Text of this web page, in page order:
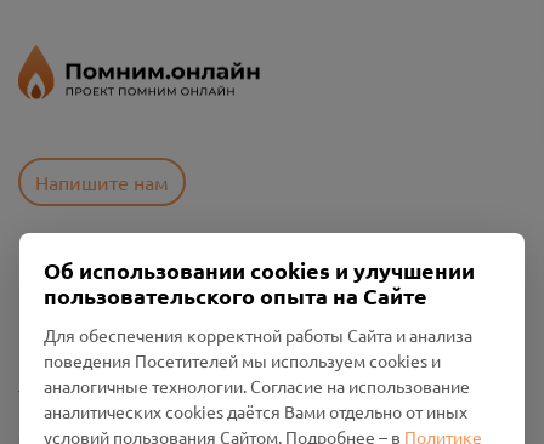
Напишите нам
Пользовательское соглашение
Политика конфиденциальности
Промо-материалы
Настройки cookies
Общество с ограниченной ответственностью «Смоленский
Об использовании cookies и улучшении
пользовательского опыта на Сайте
Для обеспечения корректной работы Сайта и анализа
поведения Посетителей мы используем cookies и
аналогичные технологии. Согласие на использование
аналитических cookies даётся Вами отдельно от иных
условий пользования Сайтом. Подробнее – в Политике